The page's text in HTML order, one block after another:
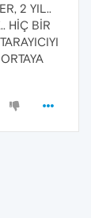
2 YIL..
HİÇ BİR